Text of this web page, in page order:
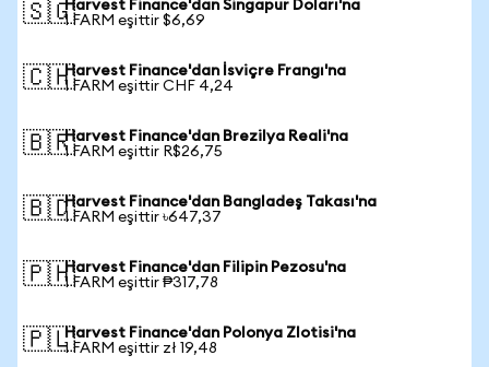
🇸🇬Harvest Finance'dan Singapur Doları'na
1 FARM eşittir $6,69
🇨🇭Harvest Finance'dan İsviçre Frangı'na
1 FARM eşittir CHF 4,24
🇧🇷Harvest Finance'dan Brezilya Reali'na
1 FARM eşittir R$26,75
🇧🇩Harvest Finance'dan Bangladeş Takası'na
1 FARM eşittir ৳647,37
🇵🇭Harvest Finance'dan Filipin Pezosu'na
1 FARM eşittir ₱317,78
🇵🇱Harvest Finance'dan Polonya Zlotisi'na
1 FARM eşittir zł 19,48